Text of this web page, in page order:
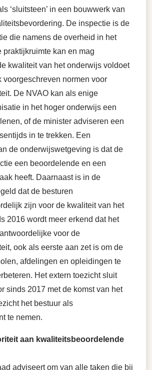
‘sluitsteen’ in een bouwwerk van
De inspectie is de
die namens de overheid in het
praktijkruimte kan en mag
kwaliteit van het onderwijs voldoet
voorgeschreven normen voor
De NVAO kan als enige
in het hoger onderwijs een
of de minister adviseren een
in te trekken. Een
de onderwijswetgeving is dat de
een beoordelende en een
heeft. Daarnaast is in de
dat de besturen
zijn voor de kwaliteit van het
2016 wordt meer erkend dat het
voor de
ook als eerste aan zet is om de
afdelingen en opleidingen te
Het extern toezicht sluit
sinds 2017 met de komst van het
het bestuur als
te nemen.
aan kwaliteitsbeoordelende
adviseert om van alle taken die bij